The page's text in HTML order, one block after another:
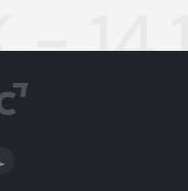
-
SVĚTLÝ/TMAVÝ REŽIM